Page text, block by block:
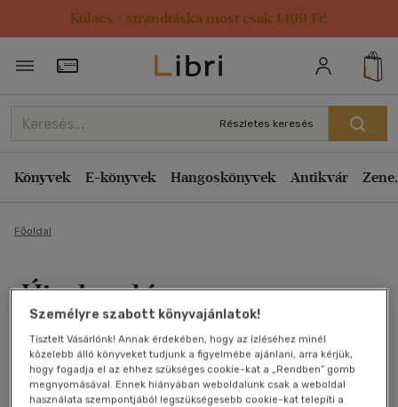
Kulacs / strandtáska most csak 1499 Ft!
Törzsvásárlói Kártya adatai
Részletes keresés
Könyvek E-könyvek Hangoskönyvek Antikvár
Főoldal
Újrakezdés
Antikvár könyv (3db)
Személyre szabott könyvajánlatok!
Tisztelt Vásárlónk! Annak érdekében, hogy az ízléséhez minél
közelebb álló könyveket tudjunk a figyelmébe ajánlani, arra kérjük,
hogy fogadja el az ehhez szükséges cookie-kat a „Rendben” gomb
megnyomásával. Ennek hiányában weboldalunk csak a weboldal
használata szempontjából legszükségesebb cookie-kat telepíti a